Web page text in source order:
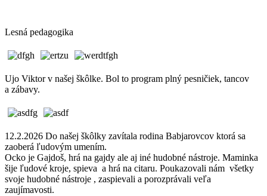
Lesná pedagogika
Ujo Viktor v našej škôlke. Bol to program plný pesničiek, tancov
a zábavy.
12.2.2026 Do našej škôlky zavítala rodina Babjarovcov ktorá sa
zaoberá ľudovým umením.
Ocko je Gajdoš, hrá na gajdy ale aj iné hudobné nástroje. Maminka
šije ľudové kroje, spieva a hrá na citaru. Poukazovali nám všetky
svoje hudobné nástroje , zaspievali a porozprávali veľa
zaujímavosti.